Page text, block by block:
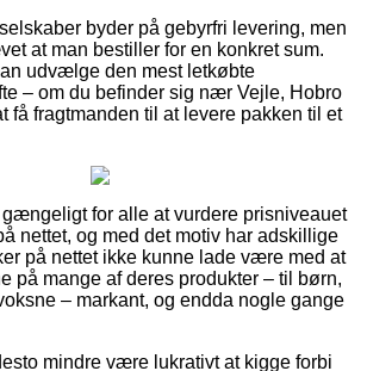
byder på gebyrfri levering, men
at man bestiller for en konkret sum.
udvælge den mest letkøbte
– om du befinder sig nær Vejle, Hobro
få fragtmanden til at levere pakken til et
gængeligt for alle at vurdere prisniveauet
nettet, og med det motiv har adskillige
på nettet ikke kunne lade være med at
på mange af deres produkter – til børn,
– markant, og endda nogle gange
mindre være lukrativt at kigge forbi